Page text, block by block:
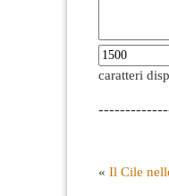
caratteri
« Il Cile